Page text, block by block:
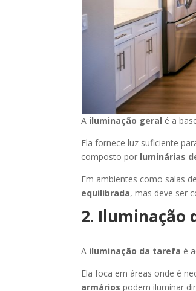
A iluminação geral é a
Ela fornece luz suficiente
composto por luminárias
Em ambientes como salas
equilibrada, mas deve ser
2. Iluminação
A iluminação da tarefa é
Ela foca em áreas onde é
armários podem iluminar